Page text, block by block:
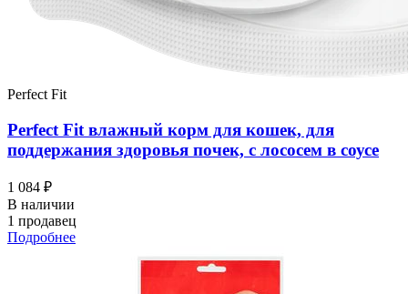
Perfect Fit
Perfect Fit влажный корм для кошек, для
поддержания здоровья почек, с лососем в соусе
1 084 ₽
В наличии
1 продавец
Подробнее